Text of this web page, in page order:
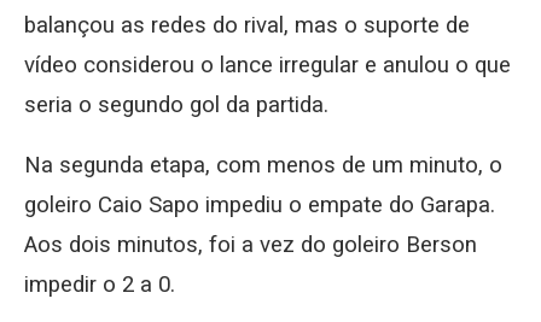
balançou as redes do rival, mas o suporte de
vídeo considerou o lance irregular e anulou o que
seria o segundo gol da partida.
Na segunda etapa, com menos de um minuto, o
goleiro Caio Sapo impediu o empate do Garapa.
Aos dois minutos, foi a vez do goleiro Berson
impedir o 2 a 0.